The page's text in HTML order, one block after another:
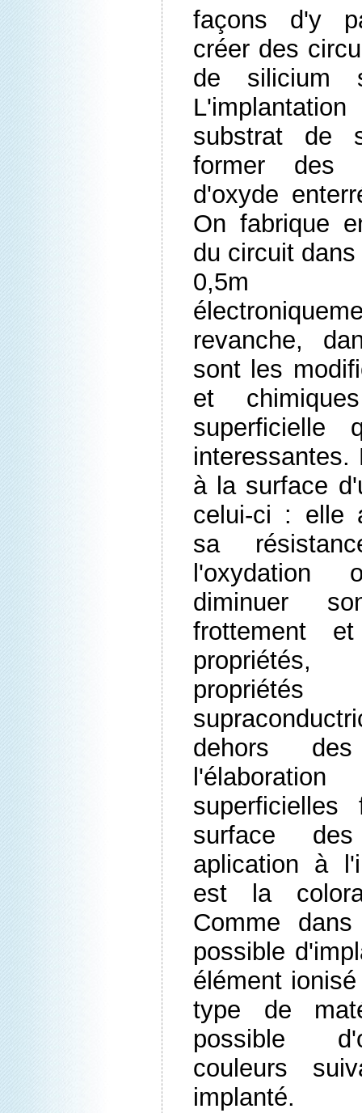
façons d'y
créer des
de silicium
substrat de
former des
d'oxyde
On fabrique
du circuit
0,5m
revanche,
sont les
et
interessantes.
à la surface
celui-ci : elle
sa
l'oxydation
diminuer
frottement
propriétés,
dehors
surface
aplication à
est la
Comme
possible
élément
type de
possible
couleurs
implanté.